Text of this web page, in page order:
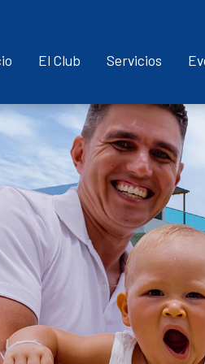
contenido
El Club Servicios